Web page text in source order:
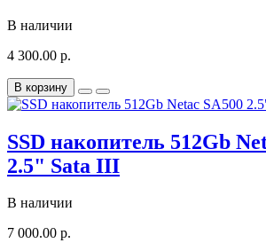
В наличии
4 300.00 р.
В корзину
SSD накопитель 512Gb
2.5" Sata III
В наличии
7 000.00 р.